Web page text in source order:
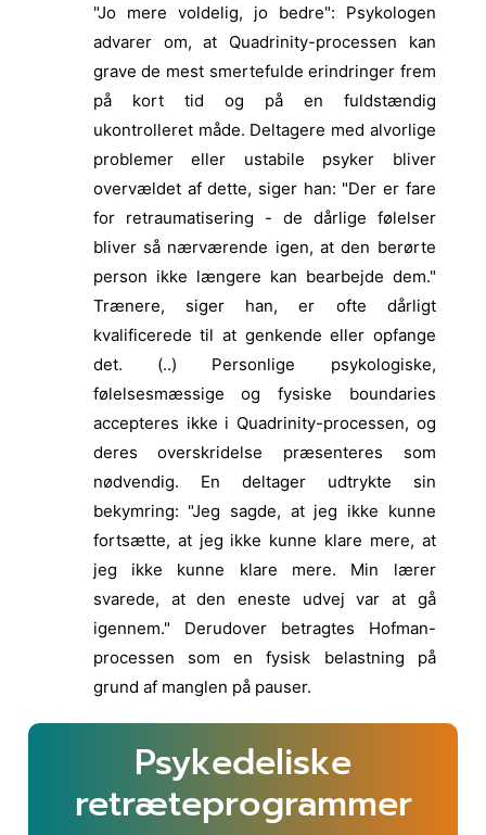
"Jo mere voldelig, jo bedre": Psykologen
advarer om, at Quadrinity-processen kan
grave de mest smertefulde erindringer frem
på kort tid og på en fuldstændig
ukontrolleret måde. Deltagere med alvorlige
problemer eller ustabile psyker bliver
overvældet af dette, siger han: "Der er fare
for retraumatisering - de dårlige følelser
bliver så nærværende igen, at den berørte
person ikke længere kan bearbejde dem."
Trænere, siger han, er ofte dårligt
kvalificerede til at genkende eller opfange
det. (..) Personlige psykologiske,
følelsesmæssige og fysiske boundaries
accepteres ikke i Quadrinity-processen, og
deres overskridelse præsenteres som
nødvendig. En deltager udtrykte sin
bekymring: "Jeg sagde, at jeg ikke kunne
fortsætte, at jeg ikke kunne klare mere, at
jeg ikke kunne klare mere. Min lærer
svarede, at den eneste udvej var at gå
igennem." Derudover betragtes Hofman-
processen som en fysisk belastning på
grund af manglen på pauser.
Psykedeliske
retræteprogrammer